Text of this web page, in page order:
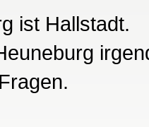
ist Hallstadt.